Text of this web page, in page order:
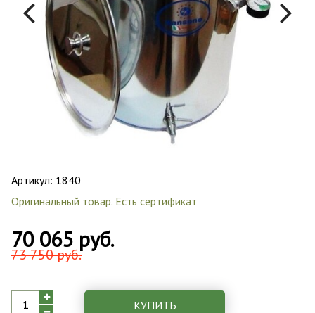
Артикул: 1840
Оригинальный товар. Есть сертификат
70 065 руб.
73 750 руб.
КУПИТЬ